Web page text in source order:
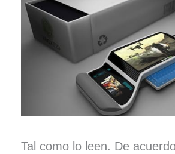
Tal como lo leen. De